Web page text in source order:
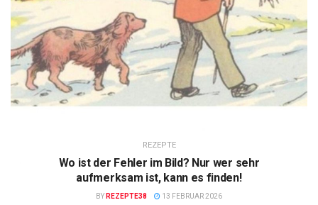
REZEPTE
Wo ist der Fehler im Bild? Nur wer sehr
aufmerksam ist, kann es finden!
BY REZEPTE38 13 FEBRUAR 2026